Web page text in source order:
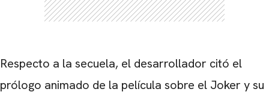
Respecto a la secuela, el desarrollador citó el
prólogo animado de la película sobre el Joker y su